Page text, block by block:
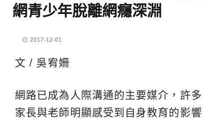
網青少年脫離網癮深淵
2017-12-01
文 / 吳宥姍
網路已成為人際溝通的主要媒介，許多
家長與老師明顯感受到自身教育的影響